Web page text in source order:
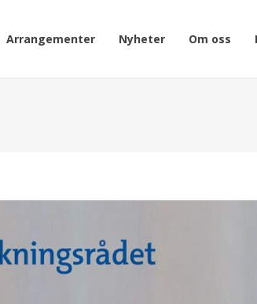
Arrangementer Nyheter Om oss